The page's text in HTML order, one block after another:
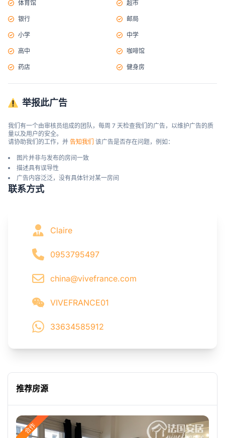
体育馆 超市
银行 邮局
小学 中学
高中 咖啡馆
药店 健身房
举报此广告
我们有一个由审核员组成的团队，每周 7 天检查我们的广告，以维护广告的质
量以及用户的安全。
请协助我们的工作，并 告知我们 该广告是否存在问题，例如：
图片并非与发布的房间一致
描述具有误导性
广告内容泛泛，没有具体针对某一房间
联系方式
Claire
0953795497
china@vivefrance.com
VIVEFRANCE01
33634585912
推荐房源
合作